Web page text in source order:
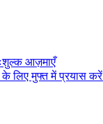
आज़माएँ
के लिए मुफ्त में प्रयास करें